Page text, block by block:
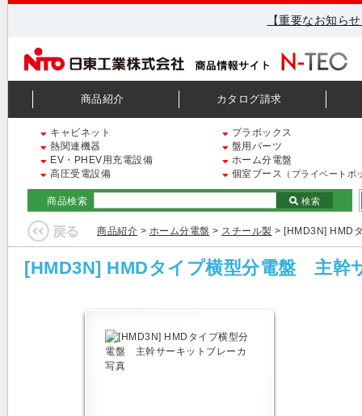
【重要なお知ら
商品紹介 カタログ請求
キャビネット
プラボックス
熱関連機器
盤用パーツ
EV・PHEV用充電設備
ホーム分電盤
高圧受電設備
個室ブース （プライベートボ
商品検索 検索
商品紹介 > ホーム分電盤 > スチール製 > [HMD3N] HMD
[HMD3N] HMDタイプ横型分電盤 主幹